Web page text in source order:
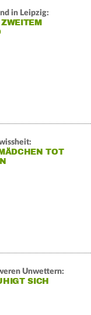
in Leipzig:
TOT
Unwettern:
SICH